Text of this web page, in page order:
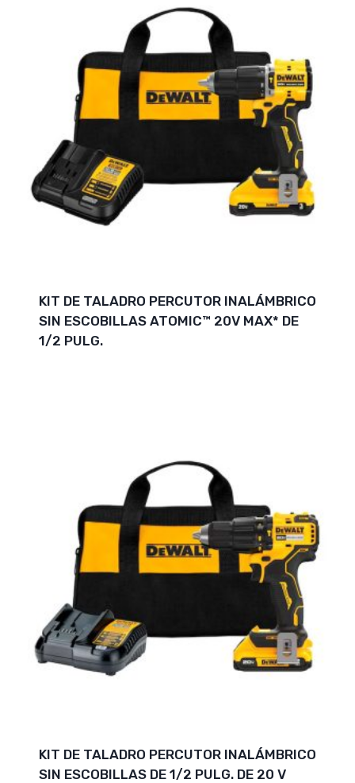
KIT DE TALADRO PERCUTOR INALÁMBRICO
SIN ESCOBILLAS ATOMIC™ 20V MAX* DE
1/2 PULG.
KIT DE TALADRO PERCUTOR INALÁMBRICO
SIN ESCOBILLAS DE 1/2 PULG. DE 20 V